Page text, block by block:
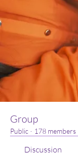
Group
Public · 178 members
Discussion